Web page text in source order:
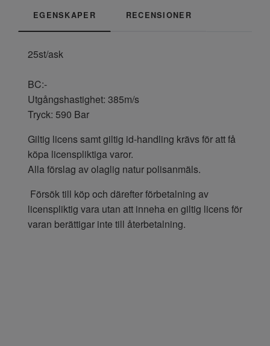
EGENSKAPER RECENSIONER
25st/ask
BC:-
Utgångshastighet: 385m/s
Tryck: 590 Bar
Giltig licens samt giltig id-handling krävs för att få
köpa licenspliktiga varor.
Alla förslag av olaglig natur polisanmäls.
Försök till köp och därefter förbetalning av
licenspliktig vara utan att inneha en giltig licens för
varan berättigar inte till återbetalning.